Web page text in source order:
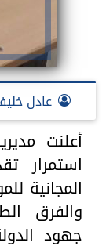
عادل
أعلنت
استمرار
المجانية
والفرق
جهود